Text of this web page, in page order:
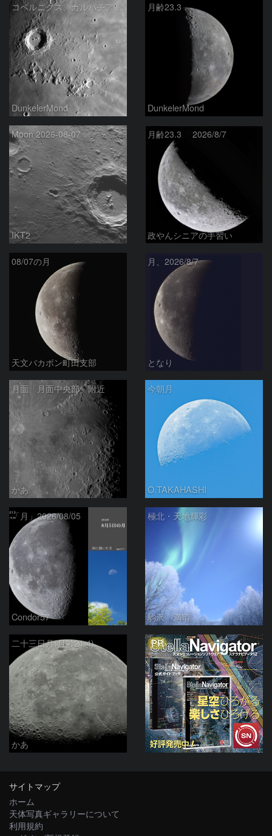
コペルニクス、カルパチア山脈付近
DunkelerMond
月齢23.3
DunkelerMond
Moon 2026-08-07
IKT2
月齢23.3 2026/8/7
政やんシニアの手習い
08/07の月
天文バカボン町田支部
月、2026/8/7
となり
月面「月面中央部」附近
かあ
今朝月
O.TAKAHASHI
「月」2026/08/05
Condor57
極北・天地輝彩
駒沢 満晴
二十三日月(月齢21.4)
かあ
PR
サイトマップ
ホーム
天体写真ギャラリーについて
利用規約